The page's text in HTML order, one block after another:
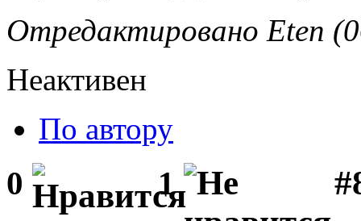
Отредактировано Eten
Неактивен
По автору
0 1